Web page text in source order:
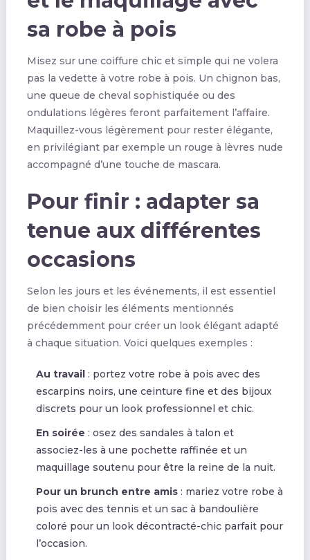
sa robe à pois
Misez sur une coiffure chic et simple qui ne volera
pas la vedette à votre robe à pois. Un chignon bas,
une queue de cheval sophistiquée ou des
ondulations légères feront parfaitement l’affaire.
Maquillez-vous légèrement pour rester élégante,
en privilégiant par exemple un rouge à lèvres nude
accompagné d’une touche de mascara.
Pour finir : adapter sa
tenue aux différentes
occasions
Selon les jours et les événements, il est essentiel
de bien choisir les éléments mentionnés
précédemment pour créer un look élégant adapté
à chaque situation. Voici quelques exemples :
Au travail: portez votre robe à pois avec des
escarpins noirs, une ceinture fine et des bijoux
discrets pour un look professionnel et chic.
En soirée : osez des sandales à talon et
associez-les à une pochette raffinée et un
maquillage soutenu pour être la reine de la nuit.
Pour un brunch entre amis: mariez votre robe à
pois avec des tennis et un sac à bandoulière
coloré pour un look décontracté-chic parfait pour
l’occasion.